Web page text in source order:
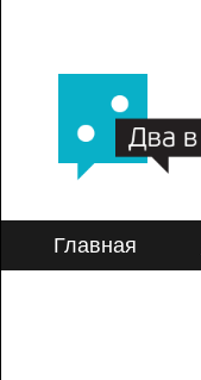
Главная